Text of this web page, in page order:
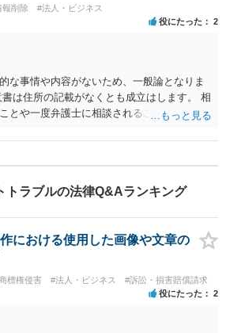
報削除 #法人・ビジネス
役にたった 2
な事情や内容がないため、一般論となりま
は住所の記載がなくとも成立はします。 相
とや一度弁護士に相談されることをお勧め
トラブルの法律Q&Aランキング
における使用した画像や文章の
標権侵害 #法人・ビジネス #訴訟・損害賠償請求
役にたった 2